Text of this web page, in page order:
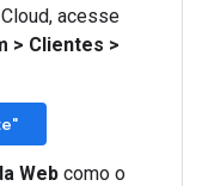
acesse
> Clientes >
Web como o